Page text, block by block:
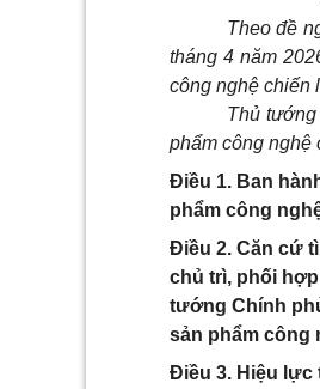
Theo đề
tháng 4 năm
công nghệ chiến
Thủ
phẩm công nghệ
Điều 1. Ban
phẩm công
Điều 2. Căn cứ
chủ trì, phối
tướng Chính
sản phẩm công
Điều 3. Hiệu lực